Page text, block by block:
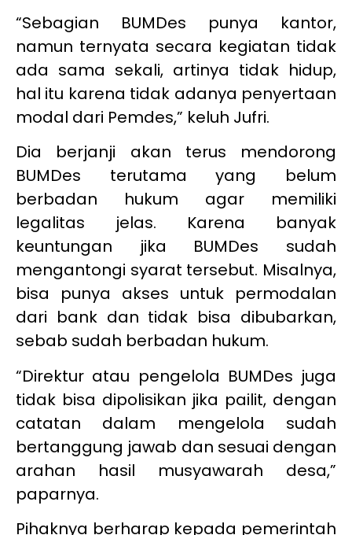
“Sebagian BUMDes punya kantor,
namun ternyata secara kegiatan tidak
ada sama sekali, artinya tidak hidup,
hal itu karena tidak adanya penyertaan
modal dari Pemdes,” keluh Jufri.
Dia berjanji akan terus mendorong
BUMDes terutama yang belum
berbadan hukum agar memiliki
legalitas jelas. Karena banyak
keuntungan jika BUMDes sudah
mengantongi syarat tersebut. Misalnya,
bisa punya akses untuk permodalan
dari bank dan tidak bisa dibubarkan,
sebab sudah berbadan hukum.
“Direktur atau pengelola BUMDes juga
tidak bisa dipolisikan jika pailit, dengan
catatan dalam mengelola sudah
bertanggung jawab dan sesuai dengan
arahan hasil musyawarah desa,”
paparnya.
Pihaknya berharap kepada pemerintah